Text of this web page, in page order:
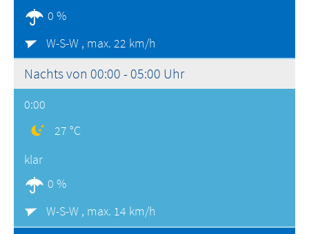
0 %
W-S-W , max. 22 km/h
Nachts von 00:00 - 05:00 Uhr
0:00
27 °C
klar
0 %
W-S-W , max. 14 km/h